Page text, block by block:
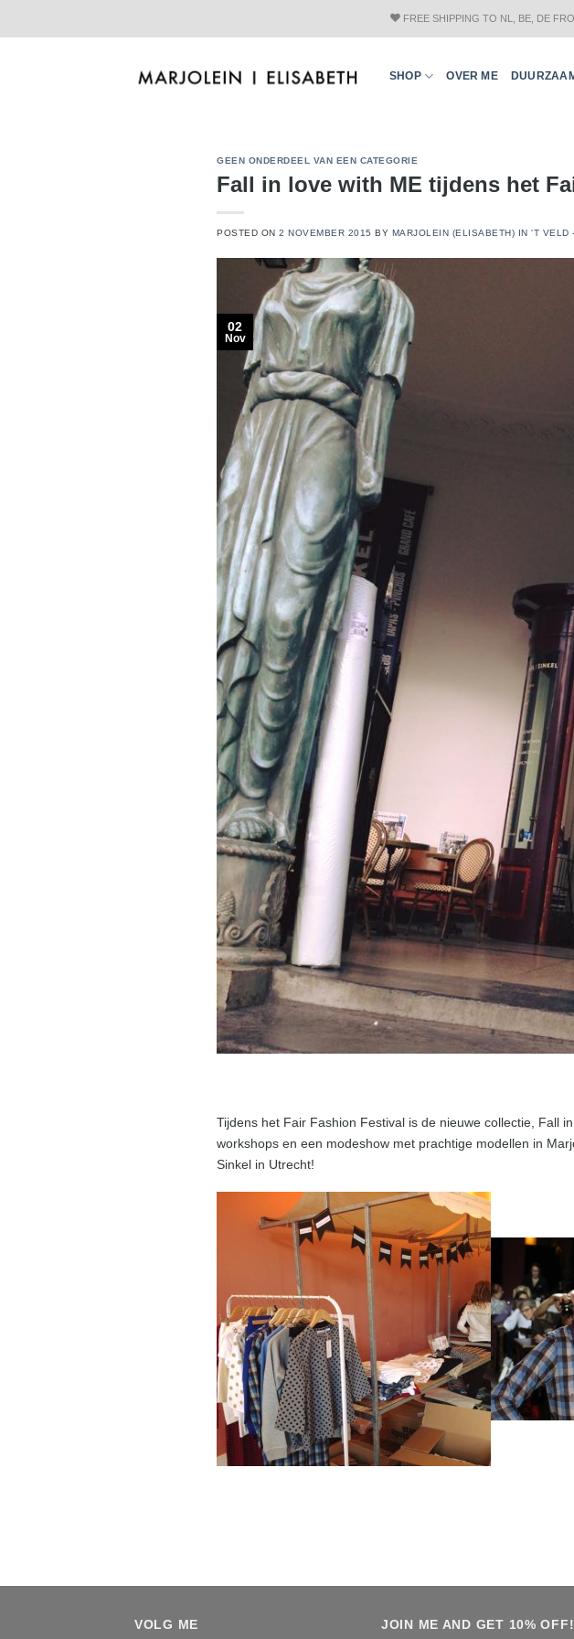
FREE SHIPPING TO NL, BE, DE
SHOP OVER ME
GEEN ONDERDEEL VAN EEN CATEGORIE
Fall in love with ME tijdens het
POSTED ON2 NOVEMBER 2015 BY MARJOLEIN (ELISABETH) IN 'T VELD
02
Nov
Tijdens het Fair Fashion Festival is de nieuwe collectie, Fall
workshops en een modeshow met prachtige modellen in
Sinkel in Utrecht!
VOLG ME JOIN ME AND GET 10% OFF!